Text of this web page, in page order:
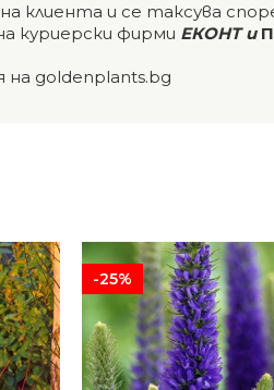
клиента и се таксува
куриерски фирми ЕКОНТ и
на goldenplants.bg
-25%